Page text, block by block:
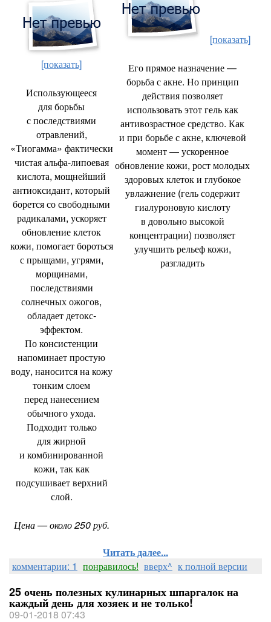
[показать]
Использующееся
для борьбы
с последствиями
отравлений,
«Тиогамма» фактически
чистая альфа-липоевая
кислота, мощнейший
антиоксидант, который
борется со свободными
радикалами, ускоряет
обновление клеток
кожи, помогает бороться
с прыщами, угрями,
морщинами,
последствиями
солнечных ожогов,
обладает детокс-
эффектом.
По консистенции
напоминает простую
воду, наносится на кожу
тонким слоем
перед нанесением
обычного ухода.
Подходит только
для жирной
и комбинированной
кожи, так как
подсушивает верхний
слой.
Цена — около 250 руб.
[показать]
Его прямое назначение —
борьба с акне. Но принцип
действия позволяет
использовать этот гель как
антивозрастное средство. Как
и при борьбе с акне, ключевой
момент — ускоренное
обновление кожи, рост молодых
здоровых клеток и глубокое
увлажнение (гель содержит
гиалуроновую кислоту
в довольно высокой
концентрации) позволяет
улучшить рельеф кожи,
разгладить
Читать далее...
комментарии: 1 понравилось! вверх^ к полной версии
25 очень полезных кулинарных шпаргалок на
каждый день для хозяек и не только!
09-01-2018 07:43